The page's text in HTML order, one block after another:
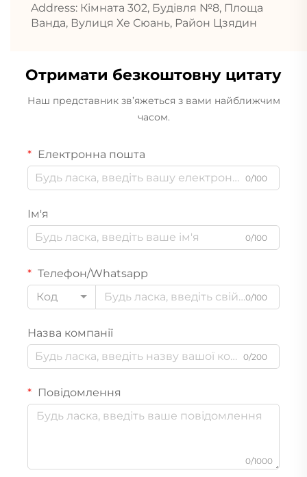
Address: Кімната 302, Будівля №8, Площа
Ванда, Вулиця Хе Сюань, Район Цзядин
Отримати безкоштовну цитату
Наш представник зв’яжеться з вами найближчим
часом.
Електронна пошта
0/100
Ім'я
0/100
Телефон/Whatsapp
Код
0/100
Назва компанії
0/200
Повідомлення
0/1000